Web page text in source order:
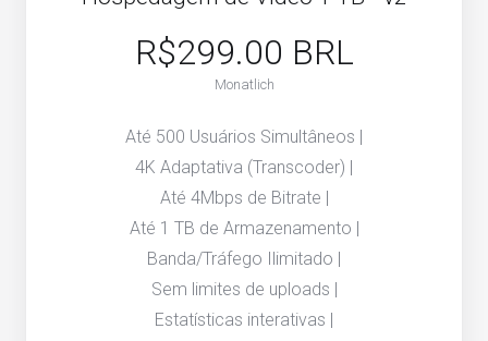
R$299.00 BRL
Monatlich
Até 500 Usuários Simultâneos |
4K Adaptativa (Transcoder) |
Até 4Mbps de Bitrate |
Até 1 TB de Armazenamento |
Banda/Tráfego Ilimitado |
Sem limites de uploads |
Estatísticas interativas |